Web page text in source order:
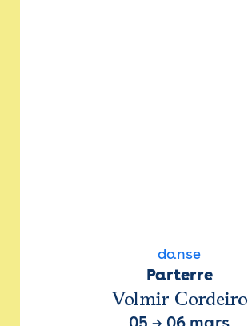
danse
Parterre
Volmir Cordeiro